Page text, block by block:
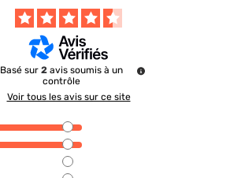
Basé sur 2 avis soumis à un
contrôle
Voir tous les avis sur ce site